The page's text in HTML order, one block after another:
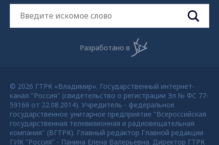
Разработано в
© 2026 ГТРК «Владимир». Государственный интернет-
канал "Россия" (свидетельство о регистрации Эл № ФС 77-
59166 от 22.08.2014). Учредитель - федеральное
государственное унитарное предприятие "Всероссийская
государственная телевизионная и радиовещательная
компания" (ВГТРК). Главный редактор Главной редакции
ГИК "Россия" - Панина Елена Валерьевна. Директор ГТРК